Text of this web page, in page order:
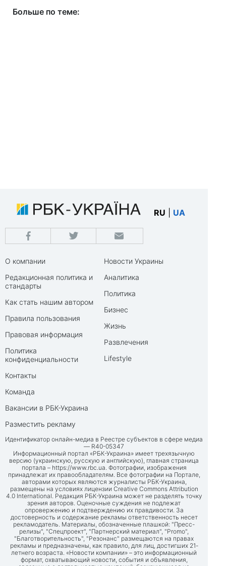
Больше по теме:
RU UA
О компании
Редакционная политика и
стандарты
Как стать нашим автором
Правила пользования
Правовая информация
Политика
конфиденциальности
Контакты
Команда
Вакансии в РБК-Украина
Разместить рекламу
Новости Украины
Аналитика
Политика
Бизнес
Жизнь
Развлечения
Lifestyle
Идентификатор онлайн-медиа в Реестре субъектов в сфере медиа
— R40-05347
Информационный портал «РБК-Украина» имеет трехязычную
версию (украинскую, русскую и английскую), главная страница
портала – https://www.rbc.ua. Фотографии, изображения
принадлежат их правообладателям. Все фотографии на Портале,
авторами которых являются журналисты РБК-Украина,
размещены на условиях лицензии Creative Commons Attribution
4.0 International. Редакция РБК-Украина может не разделять точку
зрения авторов. Оценочные суждения не подлежат
опровержению и подтверждению их правдивости. За
достоверность и содержание рекламы ответственность несет
рекламодатель. Материалы, обозначенные плашкой: "Пресс-
релизы", "Спецпроект", "Партнерский материал", "Promo",
"Благотворительность", "Резонанс" размещаются на правах
рекламы и предназначены, как правило, для лиц, достигших 21-
летнего возраста. «Новости компании» – это информационный
формат, охватывающий новости, события и объявления,